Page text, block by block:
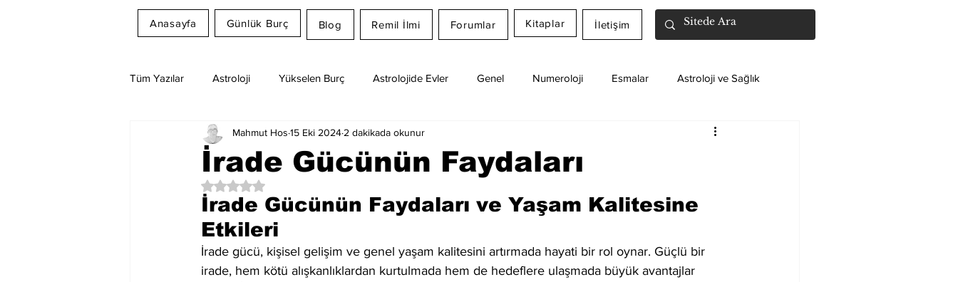
Anasayfa Günlük Burç Blog Remil İlmi Forumlar Kitaplar İletişim
Tüm Yazılar Astroloji Yükselen Burç Astrolojide Evler Genel Numeroloji Esmalar Astroloji ve Sağlık
Rüya Tabirleri Ay Burcu Günlük Burç Yorumları
İrade Gücünün Faydaları
Mahmut Hos 15 Eki 2024 2 dakikada okunur
5 üzerinden NaN yıldız
İrade Gücünün Faydaları ve Yaşam Kalitesine
Etkileri
İrade gücü, kişisel gelişim ve genel yaşam kalitesini artırmada hayati bir rol oynar. Güçlü bir
irade, hem kötü alışkanlıklardan kurtulmada hem de hedeflere ulaşmada büyük avantajlar